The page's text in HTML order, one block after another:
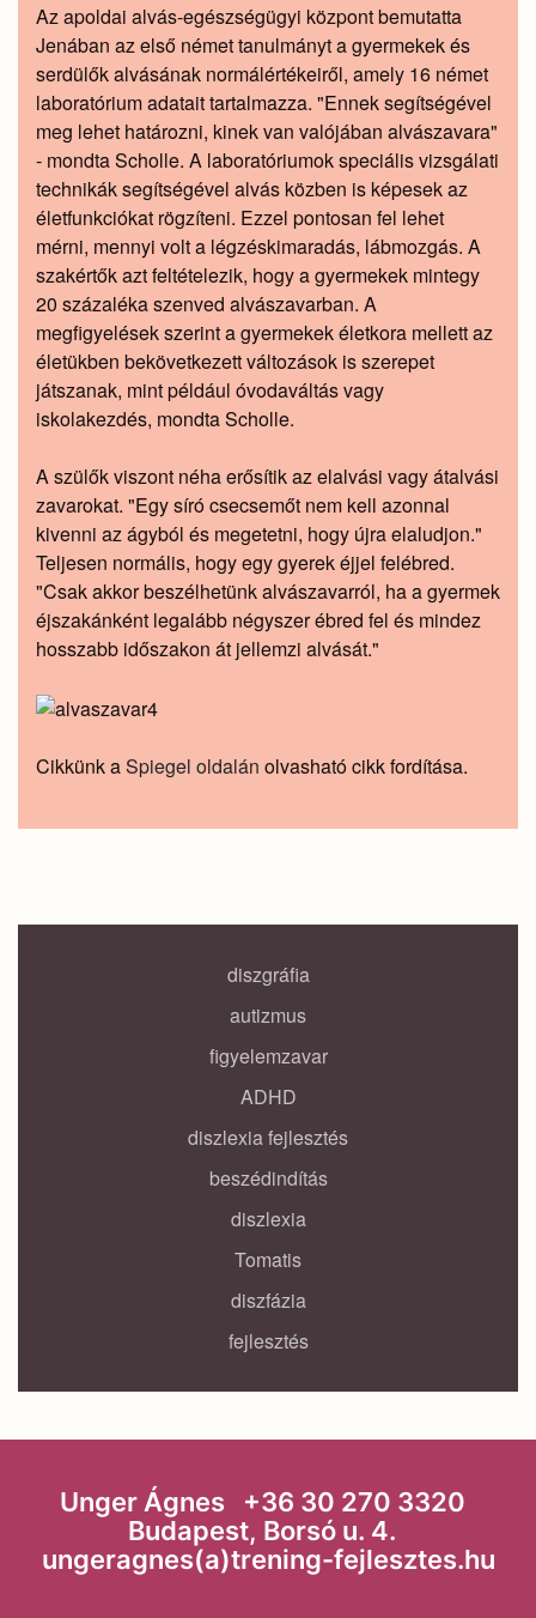
Az apoldai alvás-egészségügyi központ bemutatta
Jenában az első német tanulmányt a gyermekek és
serdülők alvásának normálértékeiről, amely 16 német
laboratórium adatait tartalmazza. "Ennek segítségével
meg lehet határozni, kinek van valójában alvászavara"
- mondta Scholle. A laboratóriumok speciális vizsgálati
technikák segítségével alvás közben is képesek az
életfunkciókat rögzíteni. Ezzel pontosan fel lehet
mérni, mennyi volt a légzéskimaradás, lábmozgás. A
szakértők azt feltételezik, hogy a gyermekek mintegy
20 százaléka szenved alvászavarban. A
megfigyelések szerint a gyermekek életkora mellett az
életükben bekövetkezett változások is szerepet
játszanak, mint például óvodaváltás vagy
iskolakezdés, mondta Scholle.
A szülők viszont néha erősítik az elalvási vagy átalvási
zavarokat. "Egy síró csecsemőt nem kell azonnal
kivenni az ágyból és megetetni, hogy újra elaludjon."
Teljesen normális, hogy egy gyerek éjjel felébred.
"Csak akkor beszélhetünk alvászavarról, ha a gyermek
éjszakánként legalább négyszer ébred fel és mindez
hosszabb időszakon át jellemzi alvását."
Cikkünk aSpiegel oldalán olvasható cikk fordítása.
diszgráfia
autizmus
figyelemzavar
ADHD
diszlexia fejlesztés
beszédindítás
diszlexia
Tomatis
diszfázia
fejlesztés
Unger Ágnes +36 30 270 3320
Budapest, Borsó u. 4.
ungeragnes(a)trening-fejlesztes.hu